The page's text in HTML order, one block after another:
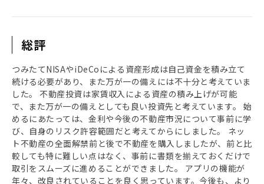
総評
つみたてNISAやiDeCoによる資産形成は自己資金を積み立て
続ける必要があり、また万が一の備えには不十分と考えていま
した。 不動産投資は家賃収入による資産の積み上げが可能
で、また万が一の備えとしても良い投資先と考えています。 始
めるにあたっては、金利や今後の不動産市況について事前に学
び、自身のリスク許容範囲だと考えてからにしました。 ネッ
ト不動産の全面解禁前と後で不動産を購入しましたが、前と比
較しても特に難しい点はなく、事前に書類を揃えておくだけで
取引をスムーズに進めることができました。 アプリの機能が
年々、改良されていることを良く思っています。今後も、より